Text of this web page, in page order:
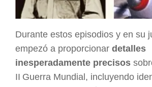
Durante estos episodios y en su
empezó a proporcionar detalles
inesperadamente precisos
II Guerra Mundial, incluyendo